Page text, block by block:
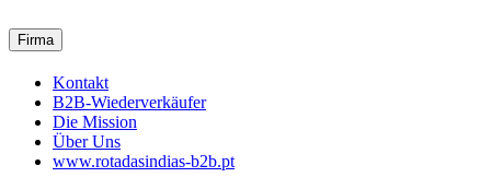
Firma
Kontakt
B2B-Wiederverkäufer
Die Mission
Über Uns
www.rotadasindias-b2b.pt